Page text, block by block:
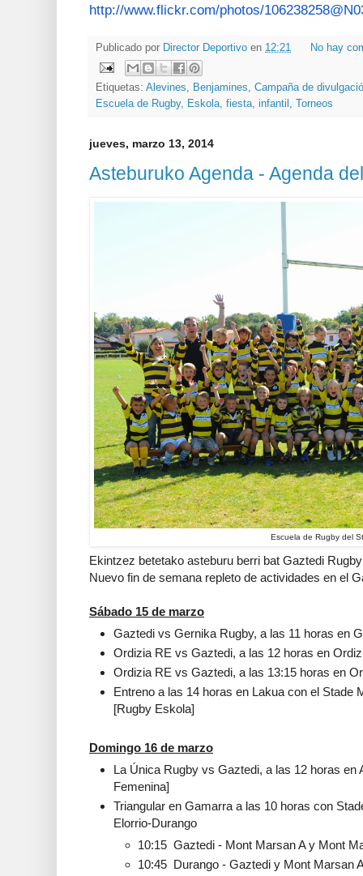
http://www.flickr.com/photos/
Publicado por Director Deportivo en 12:21 No hay
Etiquetas: Alevines Benjamines
Campaña de
Escuela de Rugby, Eskola fiesta infantil Torneos
jueves, marzo 13, 2014
Asteburuko Agenda - Agenda
Escuela de Rugby del
Ekintzez betetako asteburu berri bat Gaztedi
Nuevo fin de semana repleto de actividades en el
Sábado 15 de marzo
Gaztedi vs Gernika Rugby, a las 11 horas en
Ordizia RE vs Gaztedi, a las 12 horas en
Ordizia RE vs Gaztedi, a las 13:15 horas en
Entreno a las 14 horas en Lakua con el Stade
[Rugby Eskola]
Domingo 16 de marzo
La Única Rugby vs Gaztedi, a las 12 horas en
Femenina]
Triangular en Gamarra a las 10 horas con
Elorrio-Durango
10:15 Gaztedi - Mont Marsan A y Mont
10:45 Durango - Gaztedi y Mont Marsan